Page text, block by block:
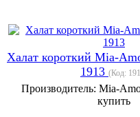
Халат короткий Mia-
1913 (Код:
Производитель: Mia-
купить